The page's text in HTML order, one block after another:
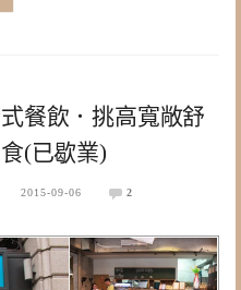
餐飲．挑高寬敞舒
(已歇業)
2015-09-06 2